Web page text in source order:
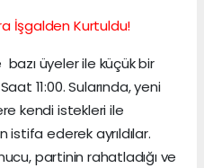
İşgalden Kurtuldu!
üyeler ile küçük bir
11:00. Sularında, yeni
kendi istekleri ile
istifa ederek ayrıldılar.
partinin rahatladığı ve